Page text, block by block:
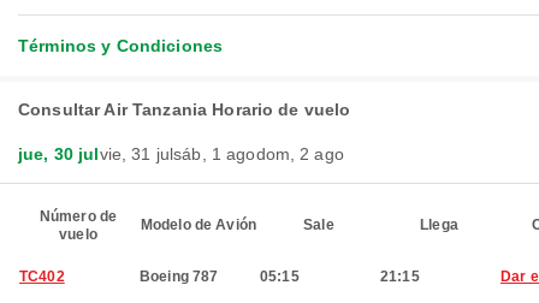
Términos y Condiciones
Consultar Air Tanzania Horario de vuelo
jue, 30 julvie, 31 julsáb, 1 agodom, 2 ago
Número de
vuelo
Modelo de Avión Sale Llega
TC402 Boeing 787 05:15 21:15 Dar